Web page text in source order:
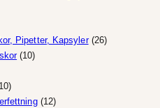
Pipetter, Kapsyler 2626
1010
10
produkter1212